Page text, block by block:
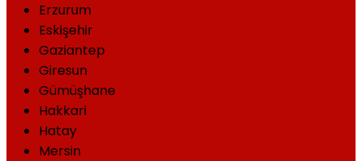
Erzurum
Eskişehir
Gaziantep
Giresun
Gümüşhane
Hakkari
Hatay
Mersin